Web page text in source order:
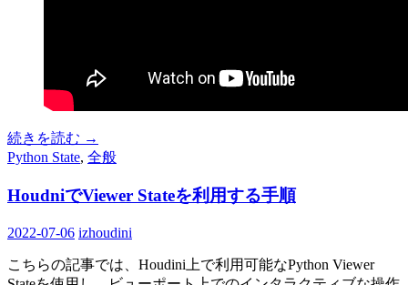
続きを読む →
Python State, 全般
HoudniでViewer Stateを利用する手順
2022-07-06 izhoudini
こちらの記事では、Houdini上で利用可能なPython Viewer